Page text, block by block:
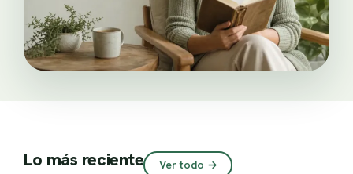
Lo más reciente Ver todo →